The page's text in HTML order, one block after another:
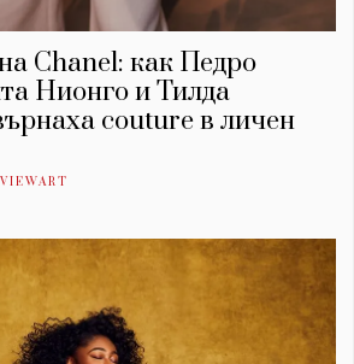
Chanel: как Педро
Нионго и Тилда
couture в личен